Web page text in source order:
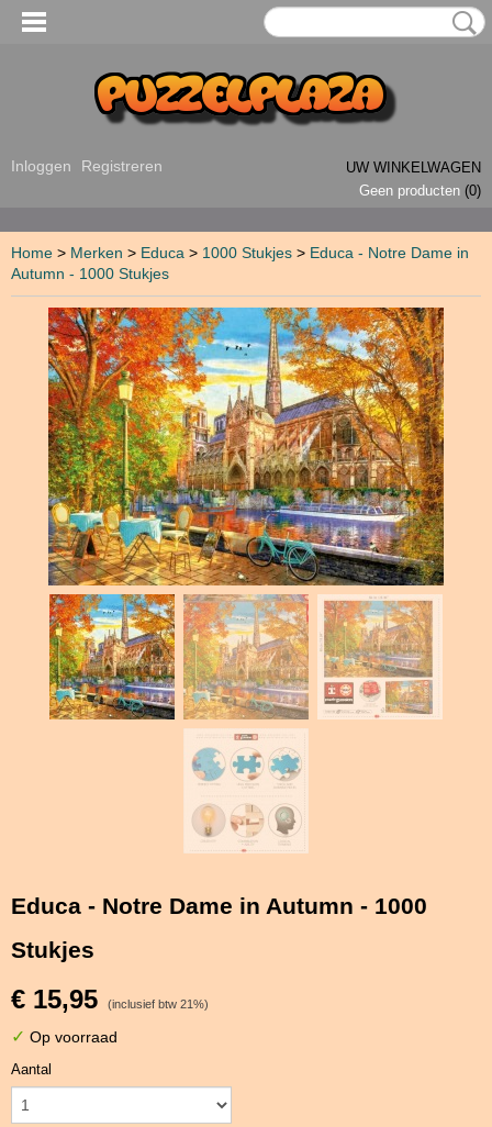
Inloggen Registreren
UW WINKELWAGEN
Geen producten (0)
Home > Merken > Educa > 1000 Stukjes > Educa - Notre Dame in
Autumn - 1000 Stukjes
Educa - Notre Dame in Autumn - 1000
Stukjes
€ 15,95 (inclusief btw 21%)
✓ Op voorraad
Aantal